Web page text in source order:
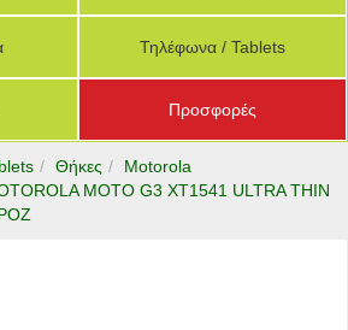
Τηλέφωνα / Tablets
Προσφορές
Θήκες
Motorola
MOTO G3 XT1541 ULTRA THIN